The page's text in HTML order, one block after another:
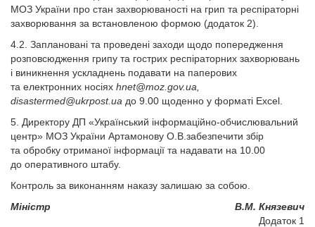
МОЗ України про стан захворюваності на грип та респіраторні
захворювання за встановленою формою (додаток 2).
4.2. Заплановані та проведені заходи щодо попередження
розповсюдження грипу та гострих респіраторних захворювань
і виникнення ускладнень подавати на паперових
та електронних носіях hnet@moz.gov.ua
disastermed@ukrpost.ua до 9.00 щоденно у форматі Excel.
5. Директору ДП «Український інформаційно-обчислювальний
центр» МОЗ України Артамонову О.В.забезпечити збір
та обробку отриманої інформації та надавати на 10.00
до оперативного штабу.
Контроль за виконанням наказу залишаю за собою.
Міністр
В.М. Князевич
Додаток 1